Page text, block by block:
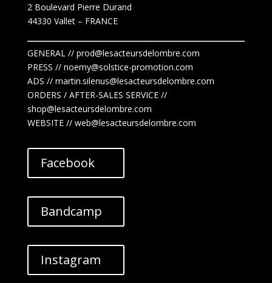
2 Boulevard Pierre Durand
44330 Vallet– FRANCE
GENERAL // prod@lesacteursdelombre.com
PRESS // noemy@solstice-promotion.com
ADS // martin.silenus@lesacteursdelombre.com
ORDERS / AFTER-SALES SERVICE //
shop@lesacteursdelombre.com
WEBSITE // web@lesacteursdelombre.com
Facebook
Bandcamp
Instagram